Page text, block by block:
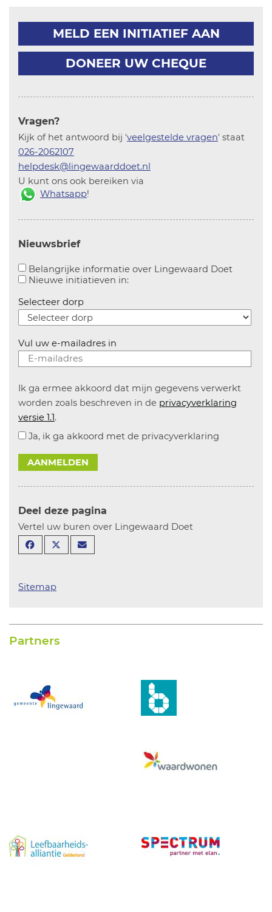
MELD EEN INITIATIEF AAN
DONEER UW CHEQUE
Vragen?
Kijk of het antwoord bij 'veelgestelde vragen' staat
026-2062107
helpdesk@lingewaarddoet.nl
U kunt ons ook bereiken via
Whatsapp!
Nieuwsbrief
Belangrijke informatie over Lingewaard Doet
Nieuwe initiatieven in:Aanvinken om informatie over
Selecteer dorp
Vul uw e-mailadres in
Ik ga ermee akkoord dat mijn gegevens verwerkt
worden zoals beschreven in de privacyverklaring
versie 1.1.
Ja, ik ga akkoord met de privacyverklaring
AANMELDEN
Deel deze pagina
Vertel uw buren over Lingewaard Doet
Sitemap
Partners